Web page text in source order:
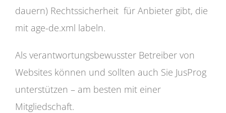
dauern) Rechtssicherheit für Anbieter gibt, die
mit age-de.xml labeln.
Als verantwortungsbewusster Betreiber von
Websites können und sollten auch Sie JusProg
unterstützen – am besten mit einer
Mitgliedschaft.